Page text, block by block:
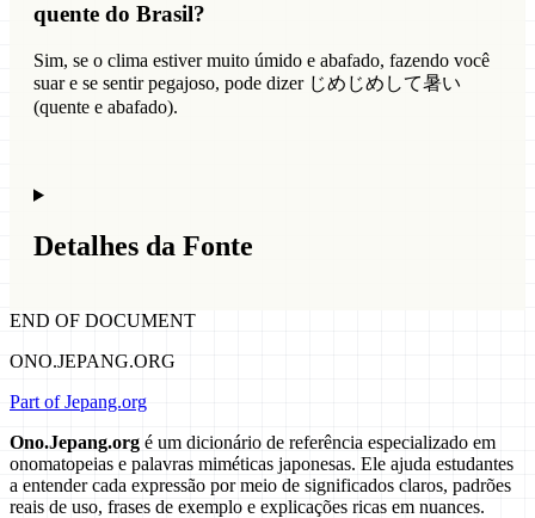
quente do Brasil?
Sim, se o clima estiver muito úmido e abafado, fazendo você
suar e se sentir pegajoso, pode dizer じめじめして暑い
(quente e abafado).
Detalhes da Fonte
END OF DOCUMENT
ONO.JEPANG.ORG
Part of Jepang.org
Ono.Jepang.org é um dicionário de referência especializado em
onomatopeias e palavras miméticas japonesas. Ele ajuda estudantes
a entender cada expressão por meio de significados claros, padrões
reais de uso, frases de exemplo e explicações ricas em nuances.